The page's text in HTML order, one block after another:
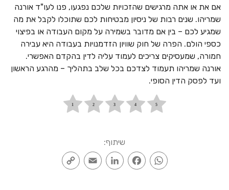
אם את או אתה מרגישים שהזכויות שלכם נפגעו, פנו לעו"ד אורנה
שמריהו. שנים רבות של ניסיון מבטיחות לכם שתוכלו לקבל את מה
שמגיע לכם – בין אם מדובר בשמירה על מקום העבודה או בפיצוי
כספי הולם. הפרה של חוק שוויון הזדמנויות בעבודה היא עבירה
חמורה, שמעסיקים צריכים לעמוד עליה לדין בהקדם האפשרי.
אורנה שמריהו תעמוד לצדכם בכל שלב בתהליך – מהרגע הראשון
ועד לפסק הדין הסופי.
שיתוף:
WhatsApp
Facebook
LinkedIn
Email